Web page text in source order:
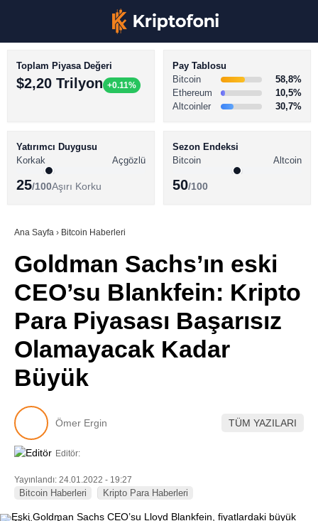
Youtube
TikTok
Pinterest
Telegram
BİTCOİN HABERLERİ
ALTCOİN HABERLERİ
SÖZLÜK
Toplam Piyasa Değeri
$2,20 Trilyon +0.11%
Pay Tablosu
Bitcoin
58,8%
Ethereum
10,5%
Altcoinler
30,7%
Yatırımcı Duygusu
Korkak
Açgözlü
25/100Aşırı Korku
Sezon Endeksi
Bitcoin
Altcoin
50/100
Ana Sayfa › Bitcoin Haberleri
Goldman Sachs’ın eski
CEO’su Blankfein: Kripto
Para Piyasası Başarısız
Olamayacak Kadar
Büyük
Ömer Ergin TÜM YAZILARI
Editör:
Yayınlandı: 24.01.2022 - 19:27
Bitcoin Haberleri Kripto Para Haberleri